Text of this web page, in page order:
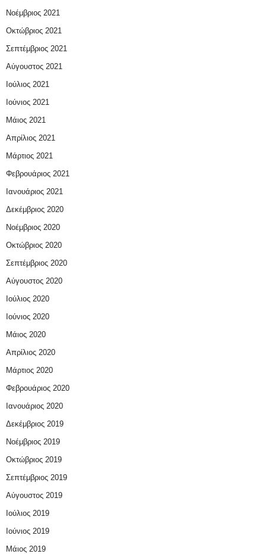
Νοέμβριος 2021
Οκτώβριος 2021
Σεπτέμβριος 2021
Αύγουστος 2021
Ιούλιος 2021
Ιούνιος 2021
Μάιος 2021
Απρίλιος 2021
Μάρτιος 2021
Φεβρουάριος 2021
Ιανουάριος 2021
Δεκέμβριος 2020
Νοέμβριος 2020
Οκτώβριος 2020
Σεπτέμβριος 2020
Αύγουστος 2020
Ιούλιος 2020
Ιούνιος 2020
Μάιος 2020
Απρίλιος 2020
Μάρτιος 2020
Φεβρουάριος 2020
Ιανουάριος 2020
Δεκέμβριος 2019
Νοέμβριος 2019
Οκτώβριος 2019
Σεπτέμβριος 2019
Αύγουστος 2019
Ιούλιος 2019
Ιούνιος 2019
Μάιος 2019